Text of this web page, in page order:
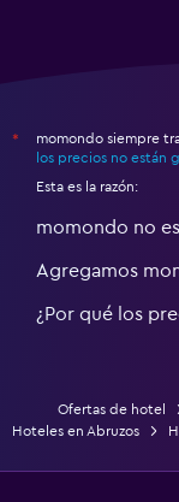
*
momondo siempre
los precios no están
Esta es la razón:
momondo no
Agregamos
¿Por qué los
Ofertas de hotel
Hoteles en Abruzos